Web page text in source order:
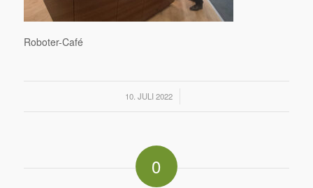
Roboter-Café
10. JULI 2022
/
0